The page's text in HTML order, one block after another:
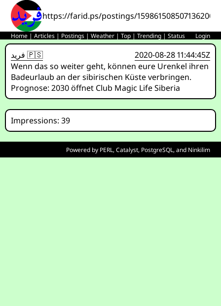
https://farid.ps/postings/1598615085071362005
Home |Articles | Postings |Weather |Top |Trending |Status Login
فريد 🇵🇸
2020-08-28 11:44:45Z
Wenn das so weiter geht, können eure Urenkel ihren
Badeurlaub an der sibirischen Küste verbringen.
Prognose: 2030 öffnet Club Magic Life Siberia
Impressions: 39
Powered by PERL,Catalyst, PostgreSQL, and Ninkilim